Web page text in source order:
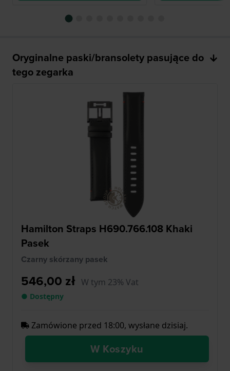
Oryginalne paski/bransolety pasujące do
tego zegarka
Hamilton Straps H690.766.108 Khaki
Pasek
Czarny skórzany pasek
546,00 zł W tym 23% Vat
● Dostępny
Zamówione przed 18:00, wysłane dzisiaj.
W Koszyku